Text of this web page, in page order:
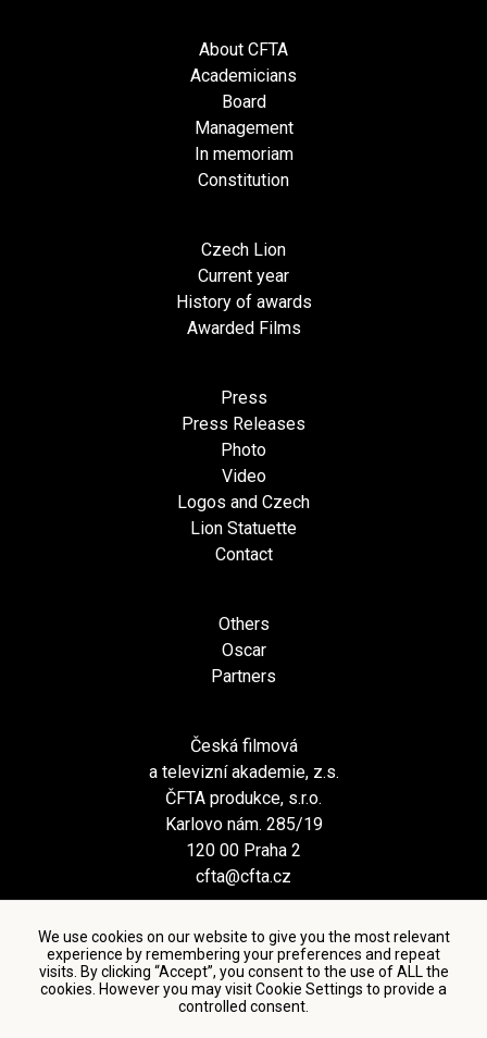
We use cookies on our website to give you the most relevant
experience by remembering your preferences and repeat
visits. By clicking “Accept”, you consent to the use of ALL the
cookies. However you may visit Cookie Settings to provide a
controlled consent.
About CFTA
Academicians
Board
Management
In memoriam
Constitution
Czech Lion
Current year
History of awards
Awarded Films
Press
Press Releases
Photo
Video
Logos and Czech
Lion Statuette
Contact
Others
Oscar
Partners
Česká filmová
a televizní akademie, z.s.
ČFTA produkce, s.r.o.
Karlovo nám. 285/19
120 00 Praha 2
cfta@cfta.cz
Terms and conditions of using personal data and privacy